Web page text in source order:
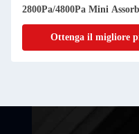
2800Pa/4800Pa Mini
portatile
Ottenga il migliore